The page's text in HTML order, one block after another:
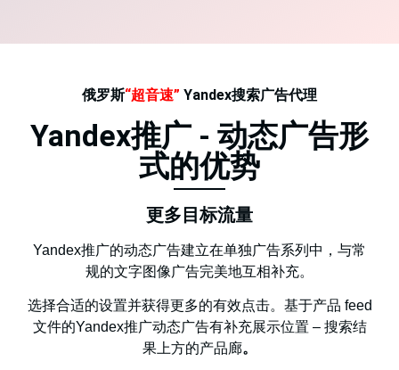
俄罗斯“超音速” Yandex搜索广告代理
Yandex推广 - 动态广告形
式的优势
更多目标流量
Yandex推广的动态广告建立在单独广告系列中，与常
规的文字图像广告完美地互相补充。
选择合适的设置并获得更多的有效点击。基于产品 feed
文件的Yandex推广动态广告有补充展示位置 – 搜索结
果上方的产品廊。